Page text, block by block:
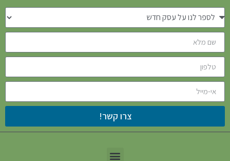
צרו קשר!